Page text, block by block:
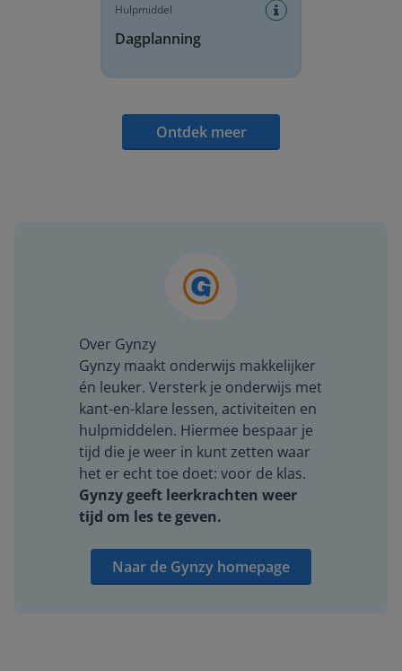
Hulpmiddel
Dagplanning
Ontdek meer
Over Gynzy
Gynzy maakt onderwijs makkelijker
én leuker. Versterk je onderwijs met
kant-en-klare lessen, activiteiten en
hulpmiddelen. Hiermee bespaar je
tijd die je weer in kunt zetten waar
het er echt toe doet: voor de klas.
Gynzy geeft leerkrachten weer
tijd om les te geven.
Naar de Gynzy homepage